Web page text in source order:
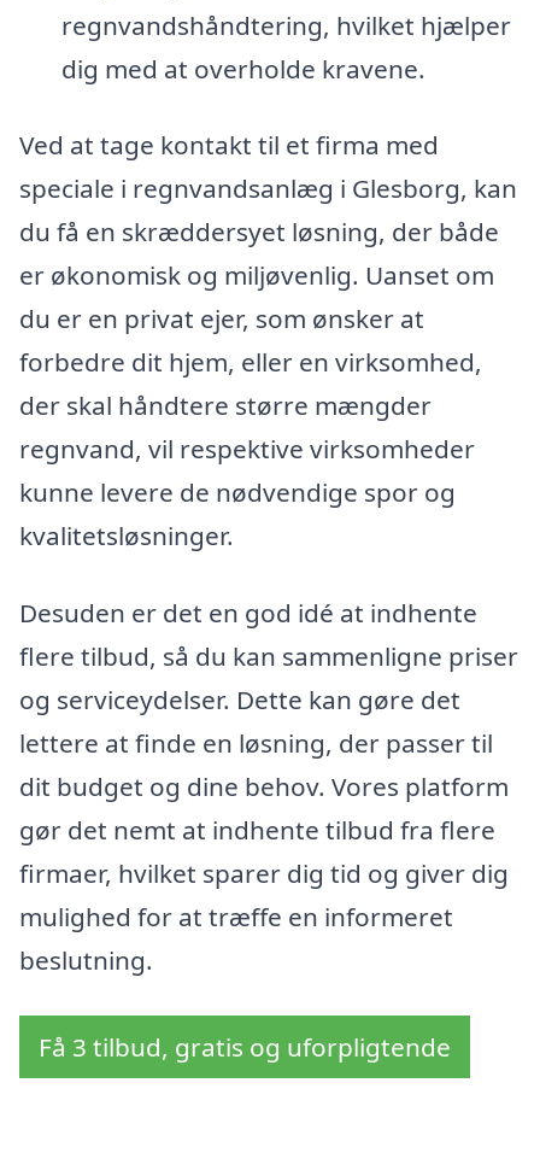
regnvandshåndtering, hvilket hjælper
dig med at overholde kravene.
Ved at tage kontakt til et firma med
speciale i regnvandsanlæg i Glesborg, kan
du få en skræddersyet løsning, der både
er økonomisk og miljøvenlig. Uanset om
du er en privat ejer, som ønsker at
forbedre dit hjem, eller en virksomhed,
der skal håndtere større mængder
regnvand, vil respektive virksomheder
kunne levere de nødvendige spor og
kvalitetsløsninger.
Desuden er det en god idé at indhente
flere tilbud, så du kan sammenligne priser
og serviceydelser. Dette kan gøre det
lettere at finde en løsning, der passer til
dit budget og dine behov. Vores platform
gør det nemt at indhente tilbud fra flere
firmaer, hvilket sparer dig tid og giver dig
mulighed for at træffe en informeret
beslutning.
Få 3 tilbud, gratis og uforpligtende